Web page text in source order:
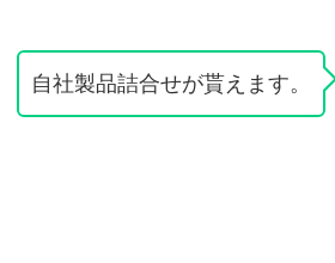
自社製品詰合せが貰えます。